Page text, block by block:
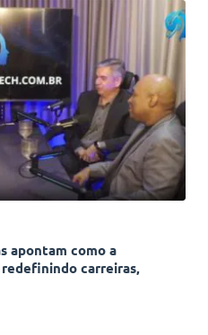
apontam como a
carreiras,